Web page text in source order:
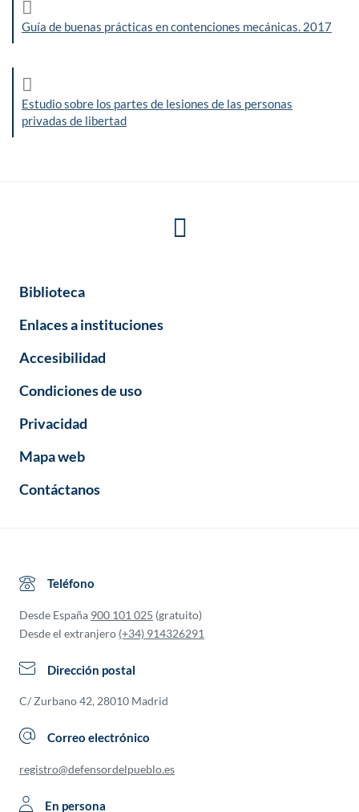
Guía de buenas prácticas en contenciones mecánicas. 2017
Estudio sobre los partes de lesiones de las personas
privadas de libertad
Biblioteca
Enlaces a instituciones
Accesibilidad
Condiciones de uso
Privacidad
Mapa web
Contáctanos
Teléfono
Desde España 900 101 025 (gratuito)
Desde el extranjero (+34) 914326291
Dirección postal
C/ Zurbano 42, 28010 Madrid
Correo electrónico
registro@defensordelpueblo.es
En persona